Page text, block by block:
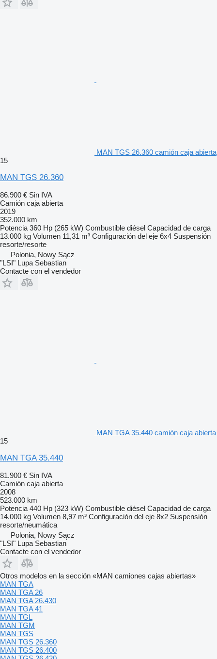
MAN TGS 26.360 camión caja abierta
15
MAN TGS 26.360
86.900 € Sin IVA
Camión caja abierta
2019
352.000 km
Potencia 360 Hp (265 kW) Combustible diésel Capacidad de carga
13.000 kg Volumen 11,31 m³ Configuración del eje 6x4 Suspensión
resorte/resorte
Polonia, Nowy Sącz
"LSI" Lupa Sebastian
Contacte con el vendedor
MAN TGA 35.440 camión caja abierta
15
MAN TGA 35.440
81.900 € Sin IVA
Camión caja abierta
2008
523.000 km
Potencia 440 Hp (323 kW) Combustible diésel Capacidad de carga
14.000 kg Volumen 8,97 m³ Configuración del eje 8x2 Suspensión
resorte/neumática
Polonia, Nowy Sącz
"LSI" Lupa Sebastian
Contacte con el vendedor
Otros modelos en la sección «MAN camiones cajas abiertas»
MAN TGA
MAN TGA 26
MAN TGA 26.430
MAN TGA 41
MAN TGL
MAN TGM
MAN TGS
MAN TGS 26.360
MAN TGS 26.400